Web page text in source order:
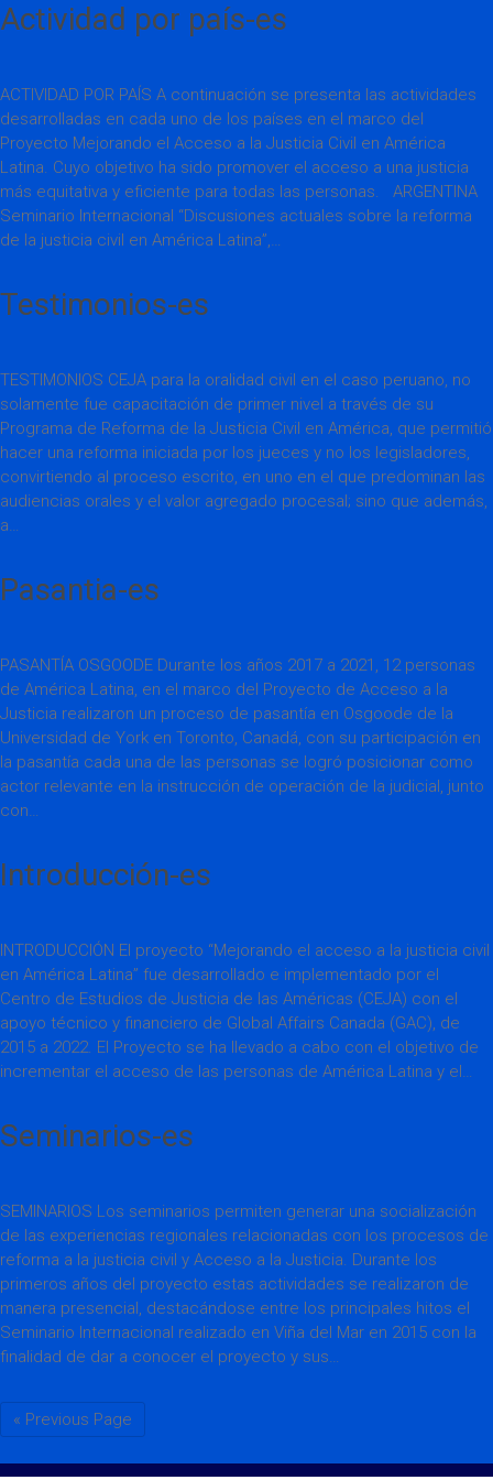
Actividad por país-es
ACTIVIDAD POR PAÍS A continuación se presenta las actividades
desarrolladas en cada uno de los países en el marco del
Proyecto Mejorando el Acceso a la Justicia Civil en América
Latina. Cuyo objetivo ha sido promover el acceso a una justicia
más equitativa y eficiente para todas las personas. ARGENTINA
Seminario Internacional “Discusiones actuales sobre la reforma
de la justicia civil en América Latina”,…
Testimonios-es
TESTIMONIOS CEJA para la oralidad civil en el caso peruano, no
solamente fue capacitación de primer nivel a través de su
Programa de Reforma de la Justicia Civil en América, que permitió
hacer una reforma iniciada por los jueces y no los legisladores,
convirtiendo al proceso escrito, en uno en el que predominan las
audiencias orales y el valor agregado procesal; sino que además,
a…
Pasantia-es
PASANTÍA OSGOODE Durante los años 2017 a 2021, 12 personas
de América Latina, en el marco del Proyecto de Acceso a la
Justicia realizaron un proceso de pasantía en Osgoode de la
Universidad de York en Toronto, Canadá, con su participación en
la pasantía cada una de las personas se logró posicionar como
actor relevante en la instrucción de operación de la judicial, junto
con…
Introducción-es
INTRODUCCIÓN El proyecto “Mejorando el acceso a la justicia civil
en América Latina” fue desarrollado e implementado por el
Centro de Estudios de Justicia de las Américas (CEJA) con el
apoyo técnico y financiero de Global Affairs Canada (GAC), de
2015 a 2022. El Proyecto se ha llevado a cabo con el objetivo de
incrementar el acceso de las personas de América Latina y el…
Seminarios-es
SEMINARIOS Los seminarios permiten generar una socialización
de las experiencias regionales relacionadas con los procesos de
reforma a la justicia civil y Acceso a la Justicia. Durante los
primeros años del proyecto estas actividades se realizaron de
manera presencial, destacándose entre los principales hitos el
Seminario Internacional realizado en Viña del Mar en 2015 con la
finalidad de dar a conocer el proyecto y sus…
« Previous Page